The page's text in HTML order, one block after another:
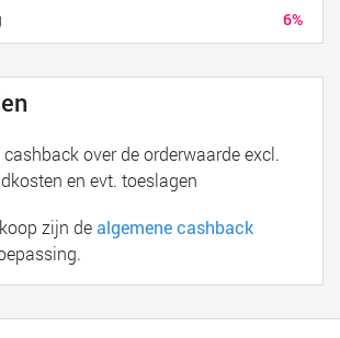
6%
over de orderwaarde excl.
en evt. toeslagen
zijn dealgemene cashback